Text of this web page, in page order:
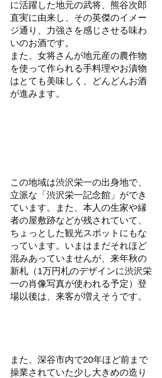
に活躍した地元の武将、熊谷次郎
直実に由来し、その英傑のイメー
ジ通り、力強さを感じさせる味わ
いのお酒です。
また、女将さんが地元産の農作物
を使って作られる手料理やお漬物
はとても美味しく、どんどんお酒
が進みます。
この地域は渋沢栄一の出身地で、
立派な「渋沢栄一記念館」ができ
ています。また、本人の生家や縁
者の屋敷跡などが残されていて、
ちょっとした観光スポットにもな
っています。いまはまだそれほど
混みあっていませんが、来年秋の
新札（1万円札のデザインに渋沢栄
一の肖像写真が使われる予定）登
場以後は、来客が増えそうです。
また、深谷市内で20年ほど前まで
操業されていた少し大きめの造り